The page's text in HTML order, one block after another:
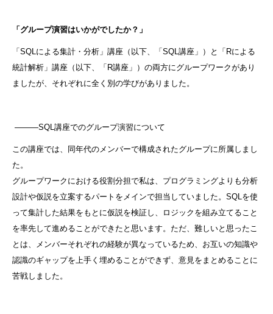
「グループ演習はいかがでしたか？ 」
「SQLによる集計・分析」講座（以下、「SQL講座」）と「Rによる
統計解析」講座（以下、「R講座」）の両方にグループワークがあり
ましたが、それぞれに全く別の学びがありました。
―――SQL講座でのグループ演習について
この講座では、同年代のメンバーで構成されたグループに所属しまし
た。
グループワークにおける役割分担で私は、プログラミングよりも分析
設計や仮説を立案するパートをメインで担当していました。SQLを使
って集計した結果をもとに仮説を検証し、ロジックを組み立てること
を率先して進めることができたと思います。ただ、難しいと思ったこ
とは、メンバーそれぞれの経験が異なっているため、お互いの知識や
認識のギャップを上手く埋めることができず、意見をまとめることに
苦戦しました。